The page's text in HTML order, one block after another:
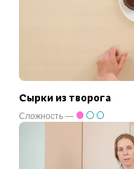
Сырки из творога
Сложность —